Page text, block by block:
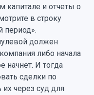
капитале и отчеты о
в строку
период».
должен
либо начала
начнет. И тогда
сделки по
через суд для